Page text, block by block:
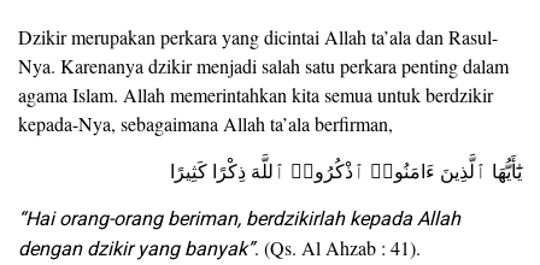
Dzikir merupakan perkara yang dicintai Allah ta’ala dan Rasul-
Nya. Karenanya dzikir menjadi salah satu perkara penting dalam
agama Islam. Allah memerintahkan kita semua untuk berdzikir
kepada-Nya, sebagaimana Allah ta’ala berfirman,
يَٰٓأَيُّهَا ٱلَّذِينَ ءَامَنُوا۟ ٱذْكُرُوا۟ ٱللَّهَ ذِكْرًا كَثِيرًا
“Hai orang-orang beriman, berdzikirlah kepada Allah
dengan dzikir yang banyak”. (Qs. Al Ahzab : 41).